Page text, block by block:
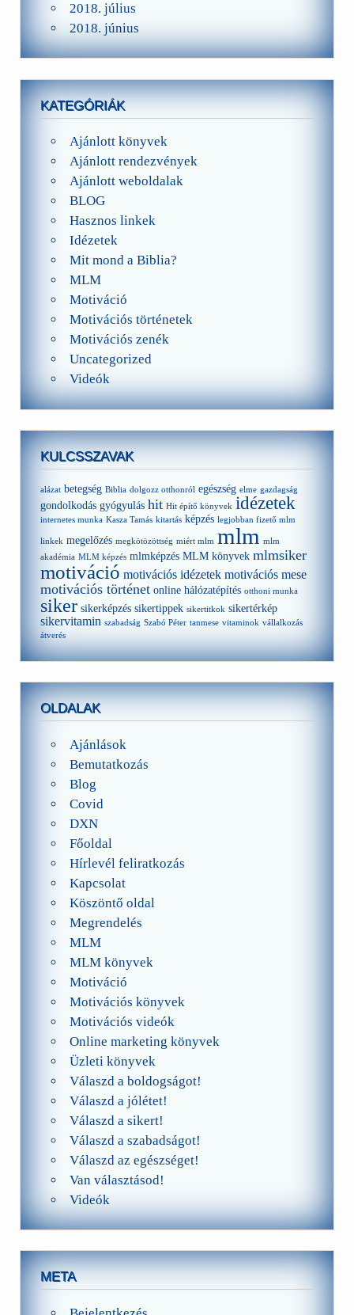
2018. július
2018. június
KATEGÓRIÁK
Ajánlott könyvek
Ajánlott rendezvények
Ajánlott weboldalak
BLOG
Hasznos linkek
Idézetek
Mit mond a Biblia?
MLM
Motiváció
Motivációs történetek
Motivációs zenék
Uncategorized
Videók
KULCSSZAVAK
alázat betegség Biblia dolgozz otthonról egészség elme gazdagság
gondolkodás gyógyulás hit Hit építő könyvek idézetek
internetes munka Kasza Tamás kitartás képzés legjobban fizető mlm
linkek megelőzés megkötözöttség miért mlm mlm mlm
akadémia MLM képzés mlmképzés MLM könyvek mlmsiker
motiváció motivációs idézetek motivációs mese
motivációs történet online hálózatépítés otthoni munka
siker sikerképzés sikertippek sikertitkok sikertérkép
sikervitamin szabadság Szabó Péter tanmese vitaminok vállalkozás
átverés
OLDALAK
Ajánlások
Bemutatkozás
Blog
Covid
DXN
Főoldal
Hírlevél feliratkozás
Kapcsolat
Köszöntő oldal
Megrendelés
MLM
MLM könyvek
Motiváció
Motivációs könyvek
Motivációs videók
Online marketing könyvek
Üzleti könyvek
Válaszd a boldogságot!
Válaszd a jólétet!
Válaszd a sikert!
Válaszd a szabadságot!
Válaszd az egészséget!
Van választásod!
Videók
META